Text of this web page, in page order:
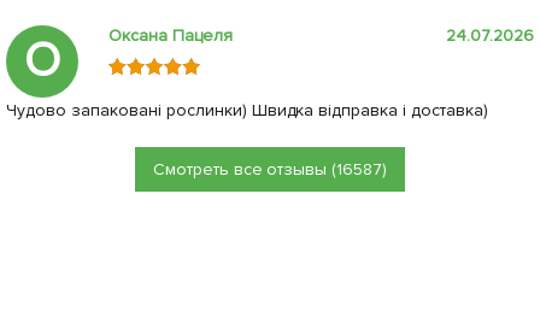
О Оксана Пацеля 24.07.2026
Чудово запаковані рослинки) Швидка відправка і доставка)
Смотреть все отзывы (16587)